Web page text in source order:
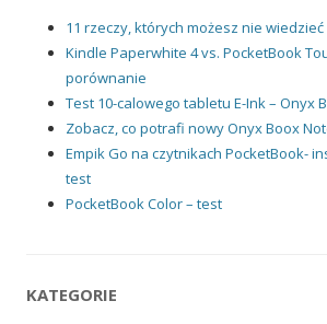
11 rzeczy, których możesz nie
Kindle Paperwhite 4 vs. PocketBook
porównanie
Test 10-calowego tabletu E-Ink – Onyx
Zobacz, co potrafi nowy Onyx Boox
Empik Go na czytnikach PocketBook-
test
PocketBook Color – test
KATEGORIE